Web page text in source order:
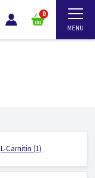
0
L-Carnitin (1)